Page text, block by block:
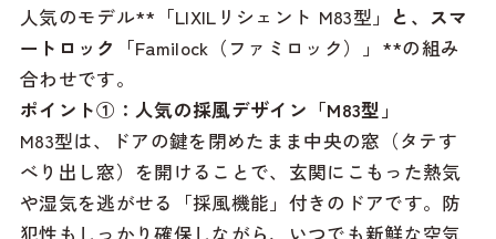
人気のモデル**「LIXILリシェント M83型」 と、スマ
ートロック
「Familock（ファミロック）」**の組み
合わせです。
ポイント①：人気の採風デザイン「M83型」
M83型は、ドアの鍵を閉めたまま中央の窓（タテす
べり出し窓）を開けることで、玄関にこもった熱気
や湿気を逃がせる「採風機能」付きのドアです。防
犯性もしっかり確保しながら、いつでも新鮮な空気